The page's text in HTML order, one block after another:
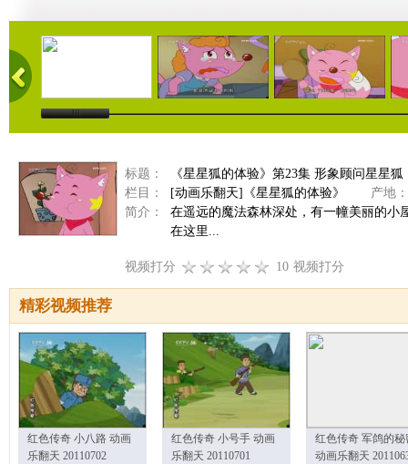
09:57 10:57 10:42
标题：
《星星狐的体验》第23集 形象顾问星星狐
栏目：
[动画乐翻天]《星星狐的体验》
产地：
简介：
在遥远的魔法森林深处，有一幢美丽的
在这里...
视频打分 10 视频打分
精彩视频推荐
红色传奇 小八路 动画
乐翻天 20110702
红色传奇 小号手 动画
乐翻天 20110701
红色传奇 军鸽的秘
动画乐翻天